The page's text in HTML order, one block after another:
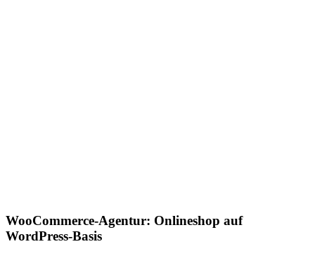
WooCommerce-Agentur: Onlineshop auf
WordPress-Basis